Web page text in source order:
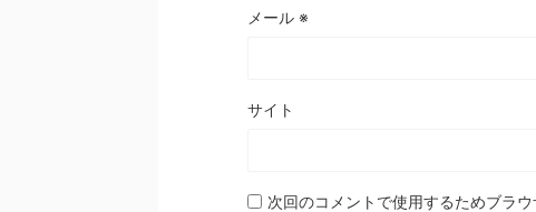
メール ※
サイト
次回のコメントで使用するためブラ